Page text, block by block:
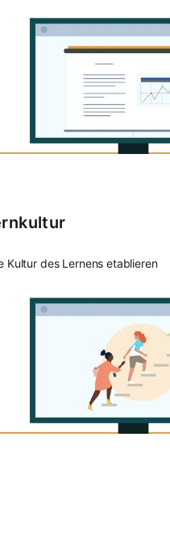
Kultur des Lernens etablieren